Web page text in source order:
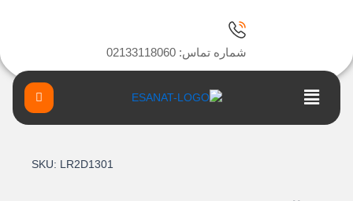
شماره تماس: 02133118060
Main
Menu
SKU: LR2D1301